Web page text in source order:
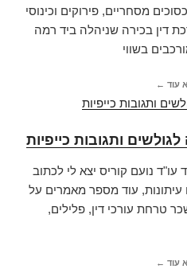
מסחריים, פירוקים וכינוסי
דין בכירה שניהלה ביד רמה
בשווי
עוד ←
ותגובות כייפיות
נועם קוריס יצא לי לכתוב
עוד מספר מאמרים על
טרחת עורכי דין, פלילים,
עוד ←